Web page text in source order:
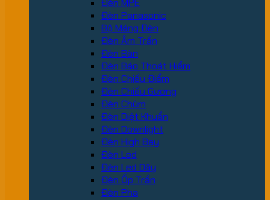
Đèn MPE
Đèn Panasonic
Bộ Máng Đèn
Đèn Âm Trần
Đèn Bàn
Đèn Báo Thoát Hiểm
Đèn Chiếu Điểm
Đèn Chiếu Gương
Đèn Chùm
Đèn Diệt Khuẩn
Đèn Downlight
Đèn High Bay
Đèn Led
Đèn Led Dây
Đèn Ốp Trần
Đèn Pha